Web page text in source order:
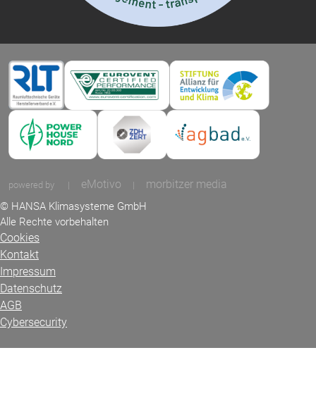
powered by | eMotivo | morbitzer media
© HANSA Klimasysteme GmbH
Alle Rechte vorbehalten
Cookies
Kontakt
Impressum
Datenschutz
AGB
Cybersecurity